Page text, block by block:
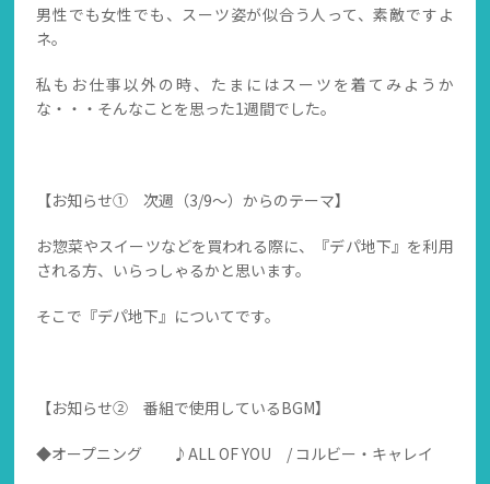
男性でも女性でも、スーツ姿が似合う人って、素敵ですよ
ネ。
私もお仕事以外の時、たまにはスーツを着てみようか
な・・・そんなことを思った1週間でした。
【お知らせ① 次週（3/9～）からのテーマ】
お惣菜やスイーツなどを買われる際に、『デパ地下』を利用
される方、いらっしゃるかと思います。
そこで『デパ地下』についてです。
【お知らせ② 番組で使用しているBGM】
◆オープニング ♪ALL OF YOU / コルビー・キャレイ